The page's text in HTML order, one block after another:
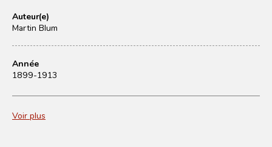
Auteur(e)
Martin Blum
Année
1899-1913
Voir plus